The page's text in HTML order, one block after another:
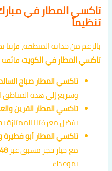
تاكسي المطار في مبارك
تنظيماً
بالرغم من حداثة المنطقة،
تاكسي المطار في الكويت
تاكسي المطار صباح
وسريع إلى هذه المناطق
تاكسي المطار القرين
بفضل معرفتنا الممتازة
تاكسي المطار أبو
مع خيار حجز مسبق عبر
بموعدك.